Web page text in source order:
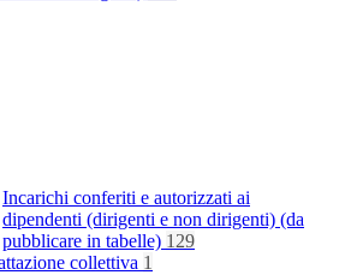
Incarichi conferiti e autorizzati ai
dipendenti (dirigenti e non dirigenti) (da
pubblicare in tabelle) 129
collettiva 1